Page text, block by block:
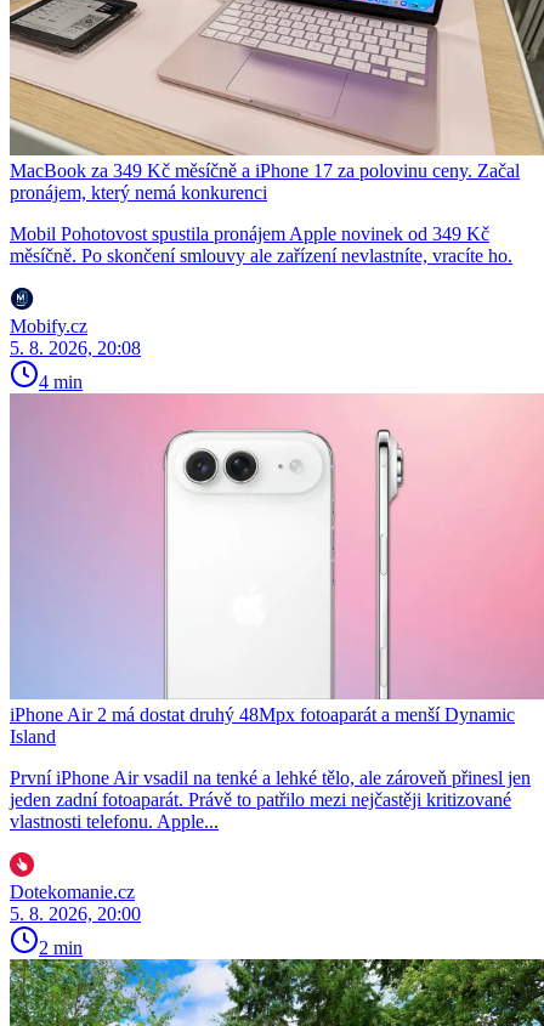
MacBook za 349 Kč měsíčně a iPhone 17 za polovinu ceny. Začal
pronájem, který nemá konkurenci
Mobil Pohotovost spustila pronájem Apple novinek od 349 Kč
měsíčně. Po skončení smlouvy ale zařízení nevlastníte, vracíte ho.
Mobify.cz
5. 8. 2026, 20:08
4 min
iPhone Air 2 má dostat druhý 48Mpx fotoaparát a menší Dynamic
Island
První iPhone Air vsadil na tenké a lehké tělo, ale zároveň přinesl jen
jeden zadní fotoaparát. Právě to patřilo mezi nejčastěji kritizované
vlastnosti telefonu. Apple...
Dotekomanie.cz
5. 8. 2026, 20:00
2 min